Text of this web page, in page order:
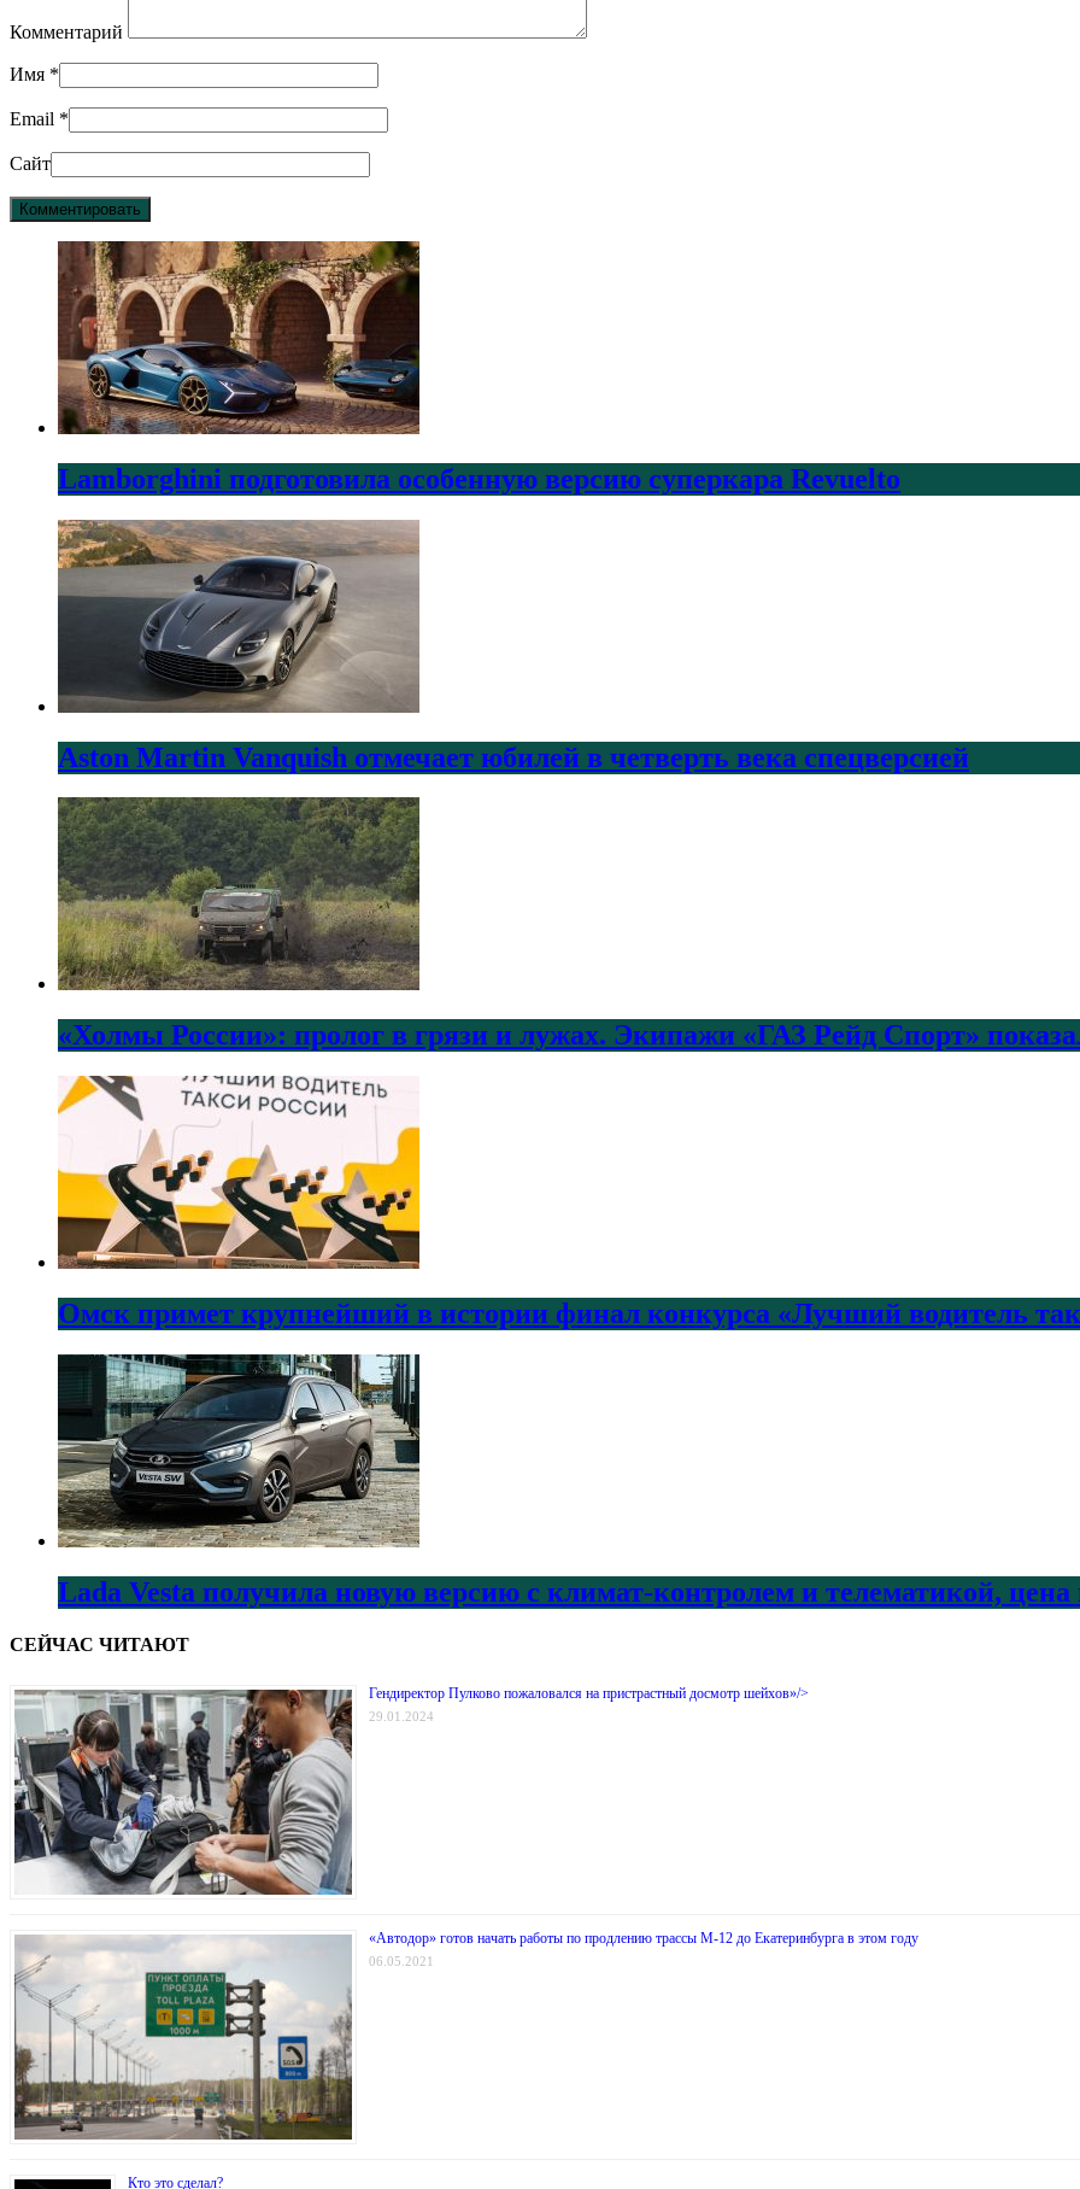
Комментарий
Имя *
Email *
Сайт
Lamborghini подготовила особенную версию суперкара Revuelto
Aston Martin Vanquish отмечает юбилей в четверть века спецверсией
«Холмы России»: пролог в грязи и лужах. Экипажи «ГАЗ Рейд Спорт»
Омск примет крупнейший в истории финал конкурса «Лучший водитель
Lada Vesta получила новую версию с климат-контролем и телематикой, цена
СЕЙЧАС ЧИТАЮТ
Гендиректор Пулково пожаловался на пристрастный досмотр шейхов»/>
29.01.2024
«Автодор» готов начать работы по продлению трассы М-12 до Екатеринбурга в этом году
06.05.2021
Кто это сделал?